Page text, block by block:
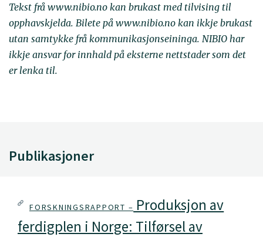
Tekst frå www.nibio.no kan brukast med tilvising til
opphavskjelda. Bilete på www.nibio.no kan ikkje brukast
utan samtykke frå kommunikasjonseininga. NIBIO har
ikkje ansvar for innhald på eksterne nettstader som det
er lenka til.
Publikasjoner
FORSKNINGSRAPPORT – Produksjon av
ferdigplen i Norge: Tilførsel av